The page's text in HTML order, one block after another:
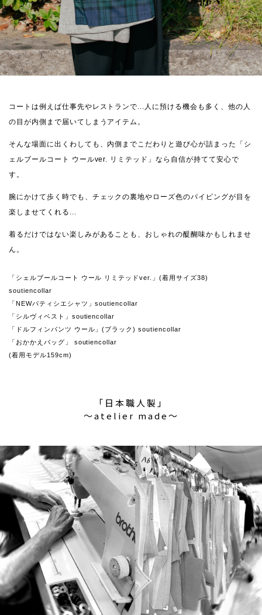
コートは例えば仕事先やレストランで...人に預ける機会も多く、他の人
の目が内側まで届いてしまうアイテム。
そんな場面に出くわしても、内側までこだわりと遊び心が詰まった「シ
ェルブールコート ウールver. リミテッド」なら自信が持てて安心で
す。
腕にかけて歩く時でも、チェックの裏地やローズ色のパイピングが目を
楽しませてくれる...
着るだけではない楽しみがあることも、おしゃれの醍醐味かもしれませ
ん。
「シェルブールコート ウール リミテッドver.」(着用サイズ38)
soutiencollar
「NEWパティシエシャツ」soutiencollar
「シルヴィベスト」soutiencollar
「ドルフィンパンツ ウール」(ブラック) soutiencollar
「おかかえバッグ」 soutiencollar
(着用モデル159cm)
「日本職人製」
〜atelier made〜